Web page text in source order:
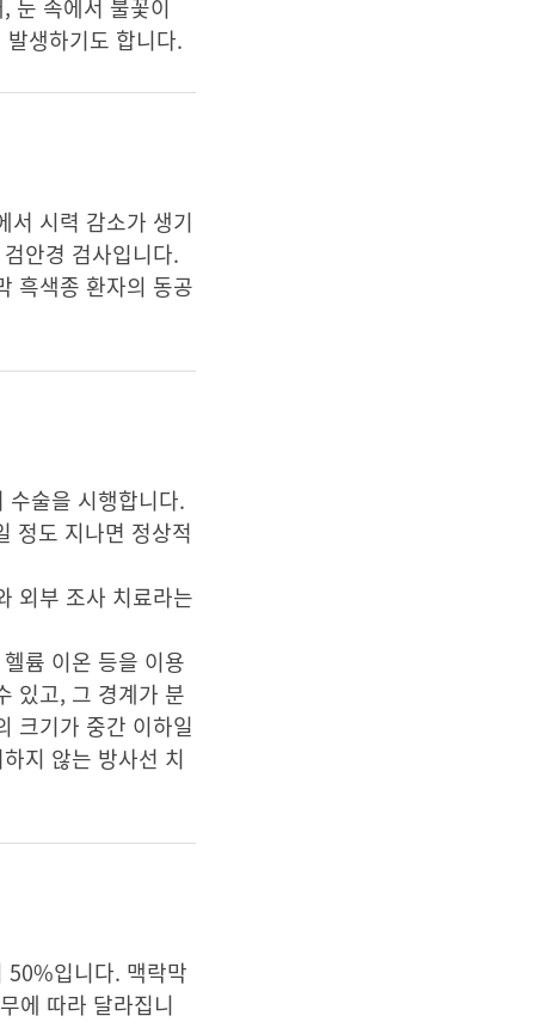
눈 속에서 불꽃이
생하기도 합니다.
서 시력 감소가 생기
안경 검사입니다.
흑색종 환자의 동공
수술을 시행합니다.
정도 지나면 정상적
외부 조사 치료라는
륨 이온 등을 이용
있고, 그 경계가 분
크기가 중간 이하일
지 않는 방사선 치
50%입니다. 맥락막
에 따라 달라집니